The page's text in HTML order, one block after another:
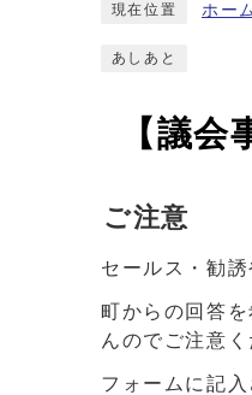
現在位置 ホー
あしあと
【議
ご注意
セールス・勧
町からの回答
んのでご注意く
フォームに記